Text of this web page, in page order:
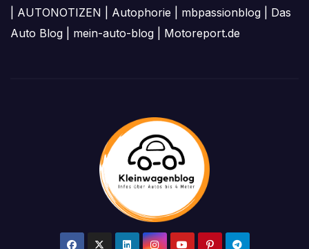
AUTONOTIZEN Autophorie mbpassionblog
Das
Auto Blog
mein-auto-blog Motoreport.de